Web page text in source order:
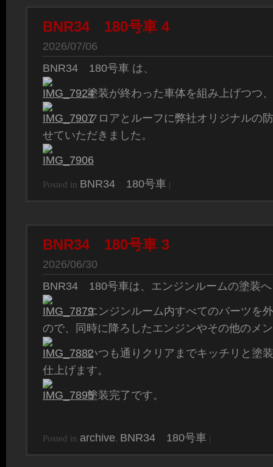
BNR34 180号車 4
2026/07/06
BNR34 180号車 は、
塗装が終わった車体を組み上げつつ、
フロアとルーフに弊社オリジナルの
せていただきました。
Posted in BNR34 180号車 |
BNR34 180号車 3
2026/06/30
BNR34 180号車は、エンジンルームの塗装
エンジンルーム内すべてのパーツを
ので、同時に降ろしたエンジンやその他のメ
いつも通りクリアまでキッチリと塗
仕上げます。
塗装完了です。
Posted in archive, BNR34 180号車 |